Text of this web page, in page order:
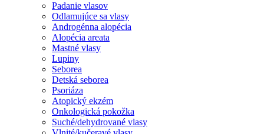
Padanie vlasov
Odlamujúce sa vlasy
Androgénna alopécia
Alopécia areata
Mastné vlasy
Lupiny
Seborea
Detská seborea
Psoriáza
Atopický ekzém
Onkologická pokožka
Suché/dehydrované vlasy